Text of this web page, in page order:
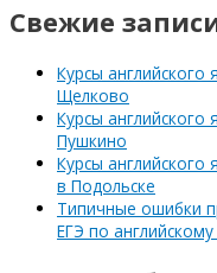
Свежие
Курсы
Щелково
Курсы
Пушкино
Курсы
в Подольске
Типичные ошибки
ЕГЭ по